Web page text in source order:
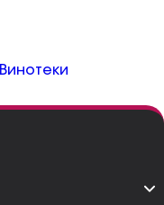
Винотеки